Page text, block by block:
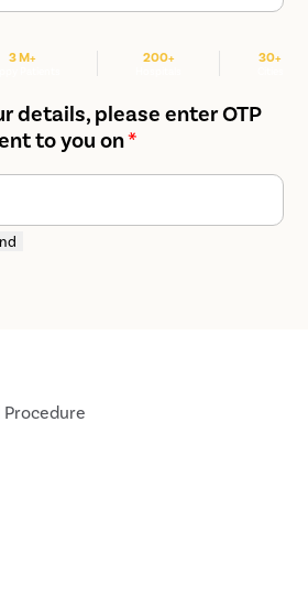
3 M+ 200+ 30+
details, please enter OTP
to you on*
Procedure